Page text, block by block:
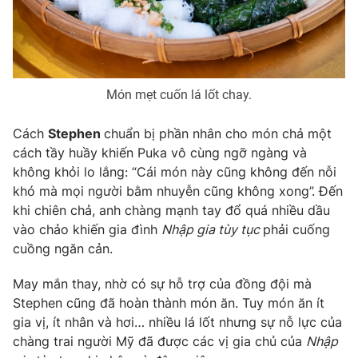
Món mẹt cuốn lá lốt chay.
Cách Stephen chuẩn bị phần nhân cho món chả một
cách tầy huầy khiến Puka vô cùng ngỡ ngàng và
không khỏi lo lắng: “Cái món này cũng không đến nỗi
khó mà mọi người bằm nhuyễn cũng không xong”. Đến
khi chiên chả, anh chàng mạnh tay đổ quá nhiều dầu
vào chảo khiến gia đình Nhập gia tùy tục phải cuống
cuồng ngăn cản.
May mắn thay, nhờ có sự hỗ trợ của đồng đội mà
Stephen cũng đã hoàn thành món ăn. Tuy món ăn ít
gia vị, ít nhân và hơi… nhiều lá lốt nhưng sự nỗ lực của
chàng trai người Mỹ đã được các vị gia chủ của Nhập